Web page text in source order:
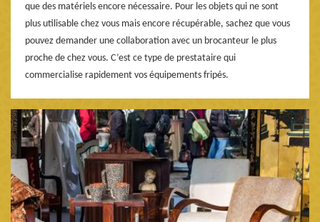
que des matériels encore nécessaire. Pour les objets qui ne sont
plus utilisable chez vous mais encore récupérable, sachez que vous
pouvez demander une collaboration avec un brocanteur le plus
proche de chez vous. C’est ce type de prestataire qui
commercialise rapidement vos équipements fripés.